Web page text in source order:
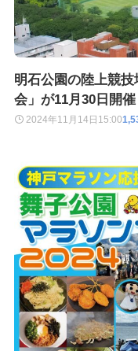
明石公園の陸上競
会」が11月30日開催
2024年11月14日 15:00